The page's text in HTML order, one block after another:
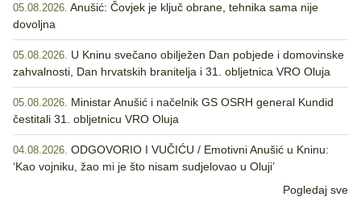
05.08.2026. Anušić: Čovjek je ključ obrane, tehnika sama nije
dovoljna
05.08.2026. U Kninu svečano obilježen Dan pobjede i domovinske
zahvalnosti, Dan hrvatskih branitelja i 31. obljetnica VRO Oluja
05.08.2026. Ministar Anušić i načelnik GS OSRH general Kundid
čestitali 31. obljetnicu VRO Oluja
04.08.2026. ODGOVORIO I VUČIĆU / Emotivni Anušić u Kninu:
‘Kao vojniku, žao mi je što nisam sudjelovao u Oluji’
Pogledaj sve